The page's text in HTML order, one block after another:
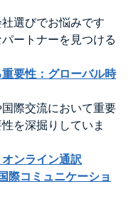
選びでお悩みです
ートナーを見つける
要性：グローバル時
際交流において重要
を深掘りしていま
ンライン通訳
際コミュニケーショ